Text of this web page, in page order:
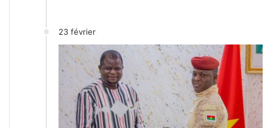
23 février